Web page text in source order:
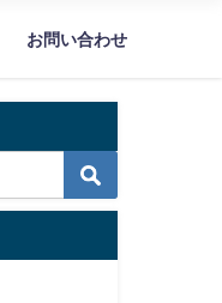
お問い合わせ